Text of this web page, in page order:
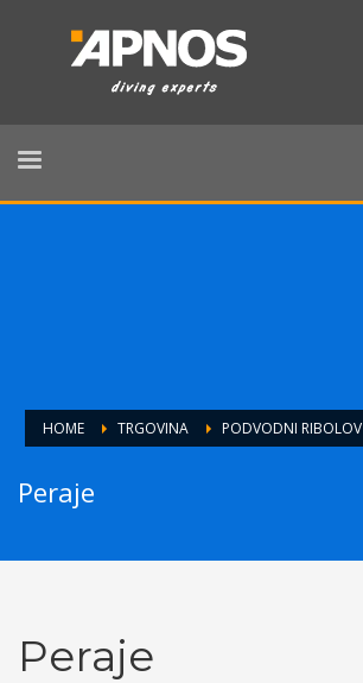
HOME TRGOVINA PODVODNI RIBOLOV
Peraje
Peraje